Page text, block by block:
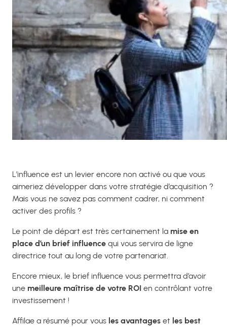
L’influence est un levier encore non activé ou que vous
aimeriez développer dans votre stratégie d’acquisition ?
Mais vous ne savez pas comment cadrer, ni comment
activer des profils ?
Le point de départ est très certainement la mise en
place d’un brief influence qui vous servira de ligne
directrice tout au long de votre partenariat.
Encore mieux, le brief influence vous permettra d’avoir
une meilleure maîtrise de votre ROI en contrôlant votre
investissement !
Affilae a résumé pour vous les avantages et les best